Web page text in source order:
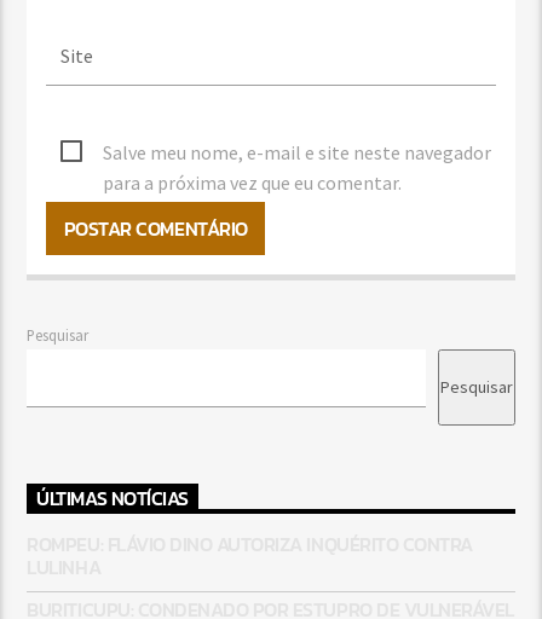
Salve meu nome, e-mail e site neste navegador
para a próxima vez que eu comentar.
Pesquisar
Pesquisar
ÚLTIMAS NOTÍCIAS